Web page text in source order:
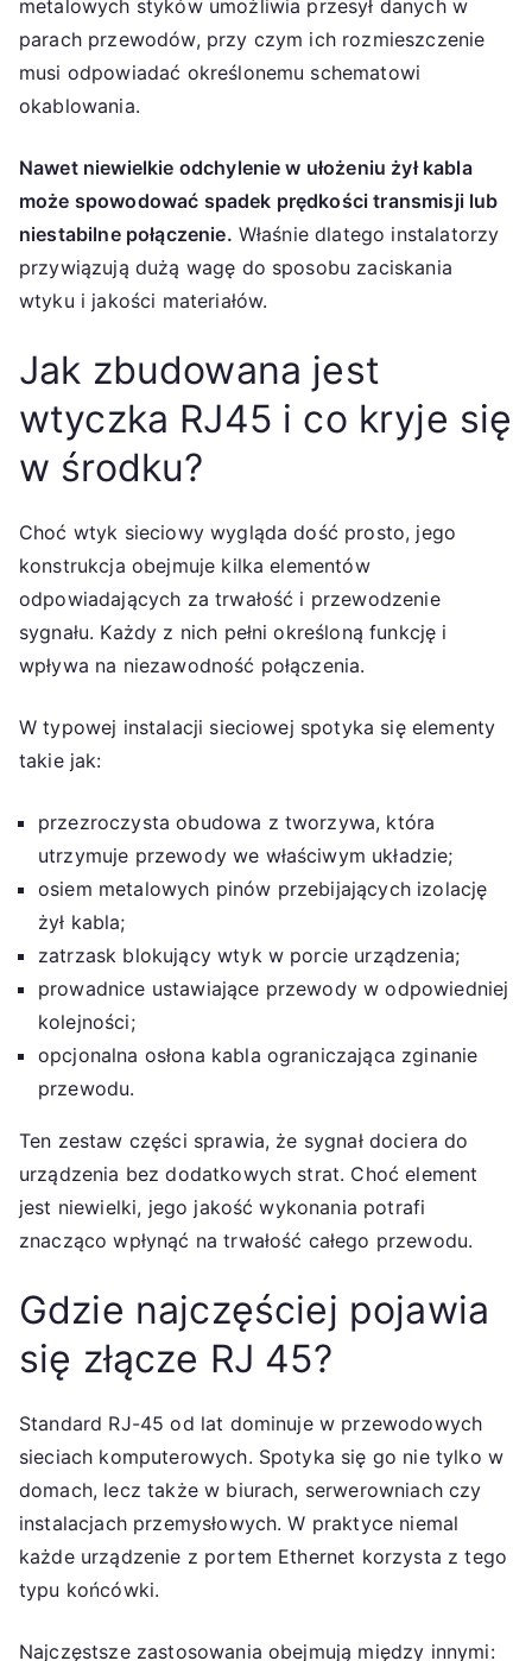
metalowych styków umożliwia przesył danych w
parach przewodów, przy czym ich rozmieszczenie
musi odpowiadać określonemu schematowi
okablowania.
Nawet niewielkie odchylenie w ułożeniu żył kabla
może spowodować spadek prędkości transmisji lub
niestabilne połączenie. Właśnie dlatego instalatorzy
przywiązują dużą wagę do sposobu zaciskania
wtyku i jakości materiałów.
Jak zbudowana jest
wtyczka RJ45 i co kryje się
w środku?
Choć wtyk sieciowy wygląda dość prosto, jego
konstrukcja obejmuje kilka elementów
odpowiadających za trwałość i przewodzenie
sygnału. Każdy z nich pełni określoną funkcję i
wpływa na niezawodność połączenia.
W typowej instalacji sieciowej spotyka się elementy
takie jak:
przezroczysta obudowa z tworzywa, która
utrzymuje przewody we właściwym układzie;
osiem metalowych pinów przebijających izolację
żył kabla;
zatrzask blokujący wtyk w porcie urządzenia;
prowadnice ustawiające przewody w odpowiedniej
kolejności;
opcjonalna osłona kabla ograniczająca zginanie
przewodu.
Ten zestaw części sprawia, że sygnał dociera do
urządzenia bez dodatkowych strat. Choć element
jest niewielki, jego jakość wykonania potrafi
znacząco wpłynąć na trwałość całego przewodu.
Gdzie najczęściej pojawia
się złącze RJ 45?
Standard RJ-45 od lat dominuje w przewodowych
sieciach komputerowych. Spotyka się go nie tylko w
domach, lecz także w biurach, serwerowniach czy
instalacjach przemysłowych. W praktyce niemal
każde urządzenie z portem Ethernet korzysta z tego
typu końcówki.
Najczęstsze zastosowania obejmują między innymi: